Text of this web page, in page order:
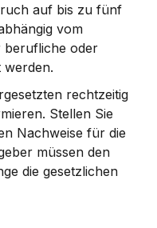
auf bis zu fünf
vom
berufliche oder
werden.
rechtzeitig
Stellen Sie
Nachweise für die
müssen den
die gesetzlichen